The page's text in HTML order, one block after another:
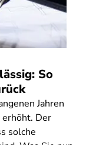
So
Jahren
Der
solche